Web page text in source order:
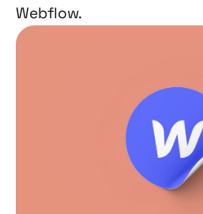
Webflow.